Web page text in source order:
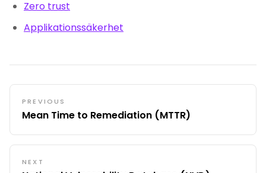
Zero trust
Applikationssäkerhet
PREVIOUS
Mean Time to Remediation (MTTR)
NEXT